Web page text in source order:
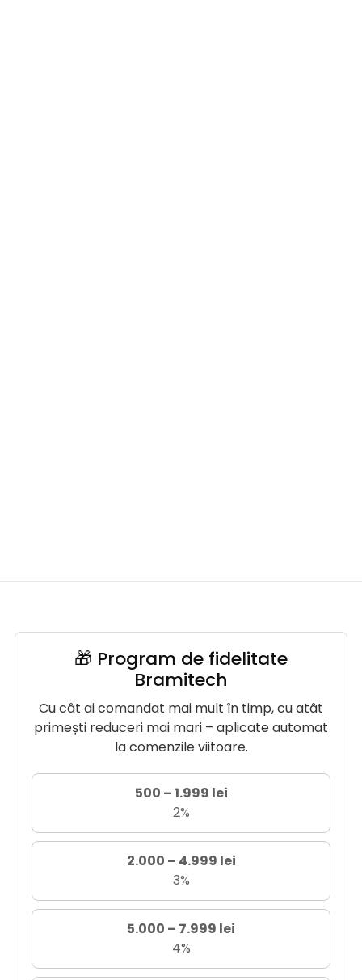
🎁 Program de fidelitate
Bramitech
Cu cât ai comandat mai mult în timp, cu atât
primești reduceri mai mari – aplicate automat
la comenzile viitoare.
500 – 1.999 lei
2%
2.000 – 4.999 lei
3%
5.000 – 7.999 lei
4%